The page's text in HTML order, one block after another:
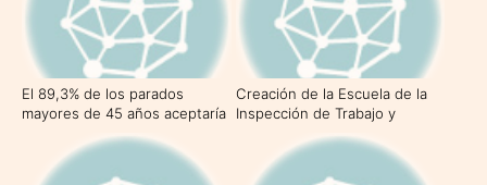
El 89,3% de los parados
mayores de 45 años aceptaría
inferior a su formación
Creación de la Escuela de la
Inspección de Trabajo y